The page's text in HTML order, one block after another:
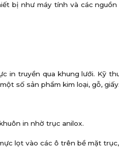
bị như máy tính và các
in truyền qua khung lưới. Kỹ
số sản phẩm kim loại, gỗ,
in nhờ trục anilox.
lọt vào các ô trên bề mặt